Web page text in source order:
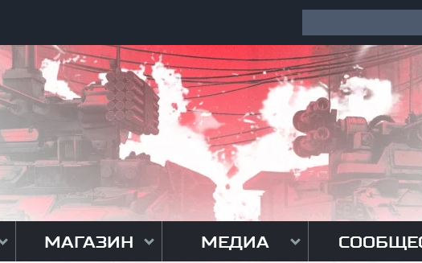
МАГАЗИН МЕДИА